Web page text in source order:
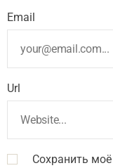
Email
Url
Сохранить